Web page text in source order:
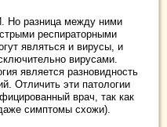
разница между ними
респираторными
являться и вирусы, и
вирусами.
является разновидность
Отличить эти патологии
врач, так как
симптомы схожи).